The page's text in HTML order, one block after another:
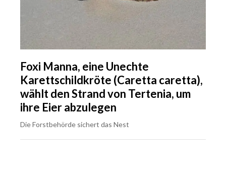
Foxi Manna, eine Unechte
Karettschildkröte (Caretta caretta),
wählt den Strand von Tertenia, um
ihre Eier abzulegen
Die Forstbehörde sichert das Nest